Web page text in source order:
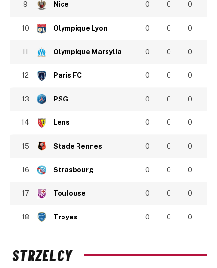
9 Nice 0 0 0
10 Olympique Lyon 0 0 0
11 Olympique Marsylia 0 0 0
12 Paris FC 0 0 0
13 PSG 0 0 0
14 Lens 0 0 0
15 Stade Rennes 0 0 0
16 Strasbourg 0 0 0
17 Toulouse 0 0 0
18 Troyes 0 0 0
STRZELCY